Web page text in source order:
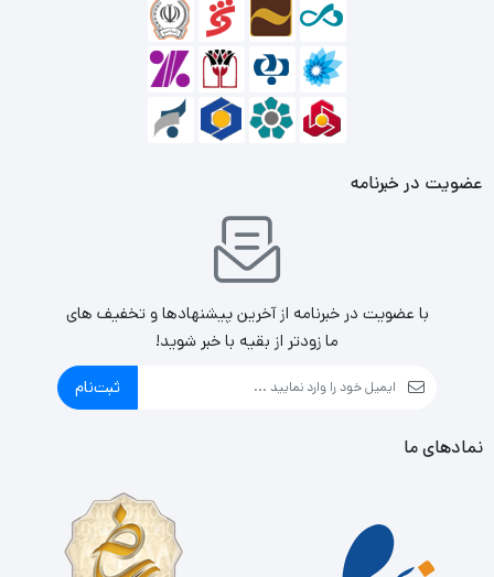
عضویت در خبرنامه
با عضویت در خبرنامه از آخرین پیشنهادها و تخفیف های
ما زودتر از بقیه با خبر شوید!
ثبت‌نام
نمادهای ما